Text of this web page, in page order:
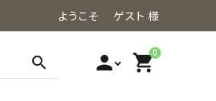
ようこそ ゲスト 様
search person 0
shopping_cart